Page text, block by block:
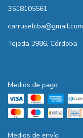
3518105561
carruselcba@gmail.com
Tejeda 3986, Córdoba
Medios de pago
Medios de envío